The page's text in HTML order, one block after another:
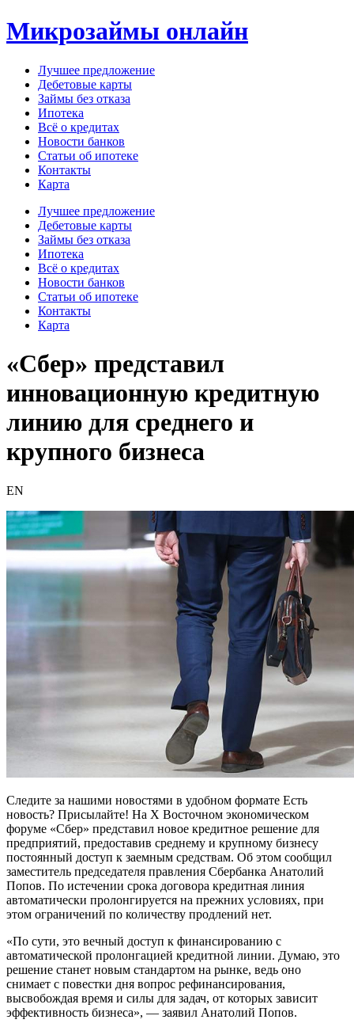
Перейти
к
Микрозаймы онлайн
Лучшее предложение
Дебетовые карты
Займы без отказа
Ипотека
Всё о кредитах
Новости банков
Статьи об ипотеке
Контакты
Карта
Меню Лучшее предложение
Дебетовые карты
Займы без отказа
Ипотека
Всё о кредитах
Новости банков
Статьи об ипотеке
Контакты
Карта
«Сбер» представил
инновационную кредитную
линию для среднего и
крупного бизнеса
EN
Следите за нашими новостями в удобном формате Есть
новость? Присылайте! На X Восточном экономическом
форуме «Сбер» представил новое кредитное решение для
предприятий, предоставив среднему и крупному бизнесу
постоянный доступ к заемным средствам. Об этом сообщил
заместитель председателя правления Сбербанка Анатолий
Попов. По истечении срока договора кредитная линия
автоматически пролонгируется на прежних условиях, при
этом ограничений по количеству продлений нет.
«По сути, это вечный доступ к финансированию с
автоматической пролонгацией кредитной линии. Думаю, это
решение станет новым стандартом на рынке, ведь оно
снимает с повестки дня вопрос рефинансирования,
высвобождая время и силы для задач, от которых зависит
эффективность бизнеса», — заявил Анатолий Попов.